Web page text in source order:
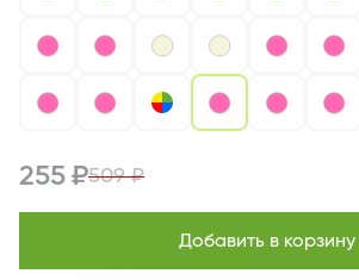
255 ₽509 ₽
Добавить в корзину